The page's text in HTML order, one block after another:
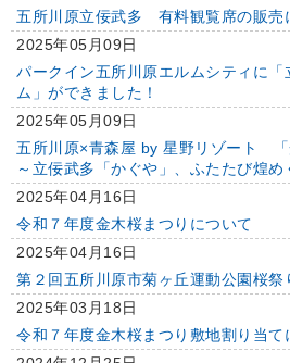
五所川原立佞武多 有料観覧席の販売
2025年05月09日
パークイン五所川原エルムシティに
ム」ができました！
2025年05月09日
五所川原×青森屋 by 星野リゾート 「
～立佞武多「かぐや」、ふたたび煌め
2025年04月16日
令和７年度金木桜まつりについて
2025年04月16日
第２回五所川原市菊ヶ丘運動公園桜祭
2025年03月18日
令和７年度金木桜まつり敷地割り当て